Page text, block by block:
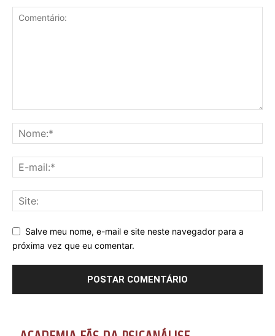
Salve meu nome, e-mail e site neste navegador para a
próxima vez que eu comentar.